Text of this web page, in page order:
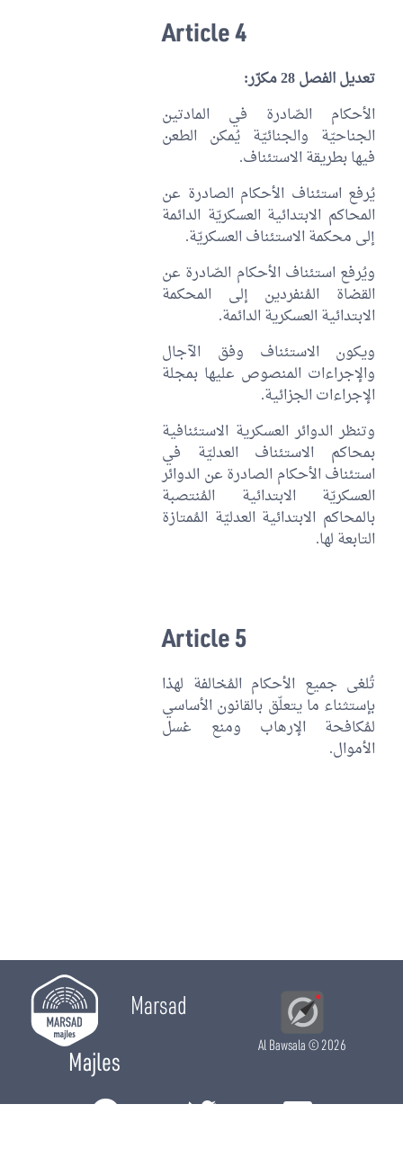
Article 4
تعديل الفصل 28 مكرّر:
الأحكام الصّادرة في المادتين
الجناحيّة والجنائيّة يُمكن الطعن
فيها بطريقة الاستئناف.
يُرفع استئناف الأحكام الصادرة عن
المحاكم الابتدائية العسكريّة الدائمة
إلى محكمة الاستئناف العسكريّة.
ويُرفع استئناف الأحكام الصّادرة عن
القضاة المُنفردين إلى المحكمة
الابتدائية العسكرية الدائمة.
ويكون الاستئناف وفق الآجال
والإجراءات المنصوص عليها بمجلة
الإجراءات الجزائية.
وتنظر الدوائر العسكرية الاستئنافية
بمحاكم الاستئناف العدليّة في
استئناف الأحكام الصادرة عن الدوائر
العسكريّة الابتدائية المُنتصبة
بالمحاكم الابتدائية العدليّة المُمتازة
التابعة لها.
Article 5
تُلغى جميع الأحكام المُخالفة لهذا
بإستثناء ما يتعلّق بالقانون الأساسي
لمُكافحة الإرهاب ومنع غسل
الأموال.
Marsad
Majles
Al Bawsala© 2026